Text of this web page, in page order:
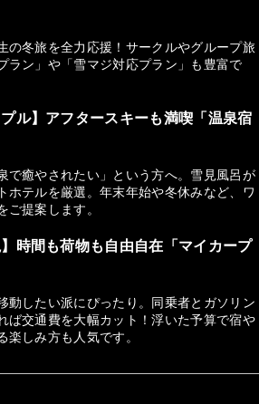
の冬旅を全力応援！サークルやグループ旅
ラン」や「雪マジ対応プラン」も豊富で
ル】アフタースキーも満喫「温泉宿
で癒やされたい」という方へ。雪見風呂が
ホテルを厳選。年末年始や冬休みなど、ワ
ご提案します。
時間も荷物も自由自在「マイカープ
動したい派にぴったり。同乗者とガソリン
ば交通費を大幅カット！浮いた予算で宿や
しみ方も人気です。